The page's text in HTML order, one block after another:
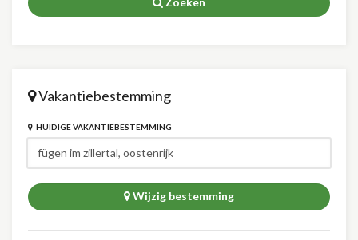
Vakantiebestemming
HUIDIGE VAKANTIEBESTEMMING
Wijzig bestemming